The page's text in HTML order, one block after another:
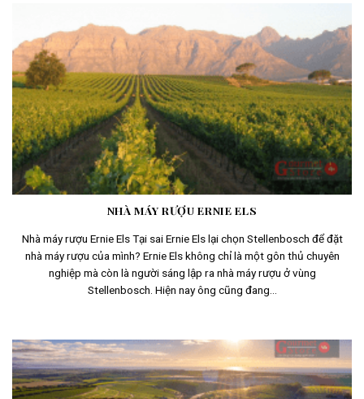
NHÀ MÁY RƯỢU ERNIE ELS
Nhà máy rượu Ernie Els Tại sai Ernie Els lại chọn Stellenbosch để đặt
nhà máy rượu của mình? Ernie Els không chỉ là một gôn thủ chuyên
nghiệp mà còn là người sáng lập ra nhà máy rượu ở vùng
Stellenbosch. Hiện nay ông cũng đang...